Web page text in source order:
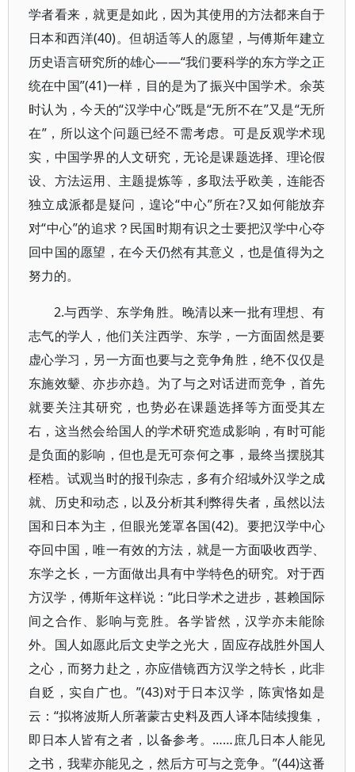
学者看来，就更是如此，因为其使用的方法都来自于
日本和西洋(40)。但胡适等人的愿望，与傅斯年建立
历史语言研究所的雄心——“我们要科学的东方学之正
统在中国”(41)一样，目的是为了振兴中国学术。余英
时认为，今天的“汉学中心”既是“无所不在”又是“无所
在”，所以这个问题已经不需考虑。可是反观学术现
实，中国学界的人文研究，无论是课题选择、理论假
设、方法运用、主题提炼等，多取法乎欧美，连能否
独立成派都是疑问，遑论“中心”所在?又如何能放弃
对“中心”的追求？民国时期有识之士要把汉学中心夺
回中国的愿望，在今天仍然有其意义，也是值得为之
努力的。
2.与西学、东学角胜。晚清以来一批有理想、有
志气的学人，他们关注西学、东学，一方面固然是要
虚心学习，另一方面也要与之竞争角胜，绝不仅仅是
东施效颦、亦步亦趋。为了与之对话进而竞争，首先
就要关注其研究，也势必在课题选择等方面受其左
右，这当然会给国人的学术研究造成影响，有时可能
是负面的影响，但也是无可奈何之事，最终当摆脱其
桎梏。试观当时的报刊杂志，多有介绍域外汉学之成
就、历史和动态，以及分析其利弊得失者，虽然以法
国和日本为主，但眼光笼罩各国(42)。要把汉学中心
夺回中国，唯一有效的方法，就是一方面吸收西学、
东学之长，一方面做出具有中学特色的研究。对于西
方汉学，傅斯年这样说：“此日学术之进步，甚赖国际
间之合作、影响与竞胜。各学皆然，汉学亦未能除
外。国人如愿此后文史学之光大，固应存战胜外国人
之心，而努力赴之，亦应借镜西方汉学之特长，此非
自贬，实自广也。”(43)对于日本汉学，陈寅恪如是
云：“拟将波斯人所著蒙古史料及西人译本陆续搜集，
即日本人皆有之者，以备参考。……庶几日本人能见
之书，我辈亦能见之，然后方可与之竞争。”(44)这番